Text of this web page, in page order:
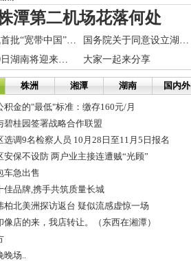
潭第二机场花落何处
长株潭成首批“宽带中国”示范城市
国务院关于同意设立湖南湘江新区的批复
今起至20日湖南将迎来降雨过程
大家一起来分享
株洲 湘潭 湖南 国内外
积金的"最低"标准：缴存160元/月
碧桂园签署战略合作联盟
选调9名检察人员 10月28日至11月5日报名
安保不设防 两户业主接连遭贼“光顾”
车急出售
佳品牌,携手共筑质量长城
柏北美洲探访返台 疑似流感虚惊一场
像店的来，我店转让。（东西在湘潭）
晚场..